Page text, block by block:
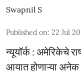
Swapnil S
Published on: 22 Jul
न्यूयॉर्क : अमेरिकेचे
आयात होणाऱ्या